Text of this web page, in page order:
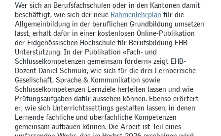
Wer sich an Berufsfachschulen oder in den Kantonen damit
beschäftigt, wie sich der neue Rahmenlehrplan für die
Allgemeinbildung in der beruflichen Grundbildung umsetzen
lässt, erhält dafür in einer kostenlosen Online-Publikation
der Eidgenössischen Hochschule für Berufsbildung EHB
Unterstützung. In der Publikation «Fach- und
Schlüsselkompetenzen gemeinsam fördern» zeigt EHB-
Dozent Daniel Schmuki, wie sich für die drei Lernbereiche
Gesellschaft, Sprache & Kommunikation sowie
Schlüsselkompetenzen Lernziele herleiten lassen und wie
Prüfungsaufgaben dafür aussehen können. Ebenso erörtert
er, wie sich Unterrichtssettings gestalten lassen, in denen
Lernende fachliche und überfachliche Kompetenzen
gemeinsam aufbauen können. Die Arbeit ist Teil eines